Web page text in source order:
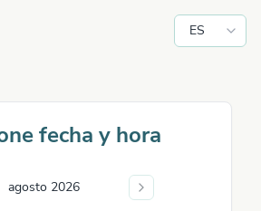
ES
fecha y hora
agosto 2026